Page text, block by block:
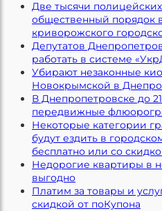
Две тысячи
общественный порядок
криворожского
Депутатов
работать в системе
Убирают незаконные
Новокрымской в
В Днепропетровске до
передвижные
Некоторые категории
будут ездить в
бесплатно или со
Недорогие квартиры в
выгодно
Платим за товары и
скидкой от поКупона